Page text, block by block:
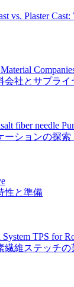
vs. Plaster
会社とサプライ
ーションの探索
性と準備
繊維ステッチの